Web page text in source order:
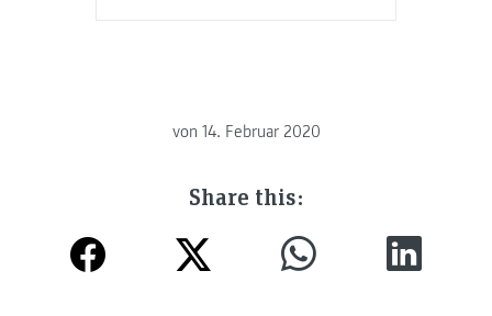
von 14. Februar 2020
Share this: